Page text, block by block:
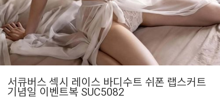
서큐버스 섹시 레이스 바디수트 쉬폰 랩스커트
기념일 이벤트복 SUC5082